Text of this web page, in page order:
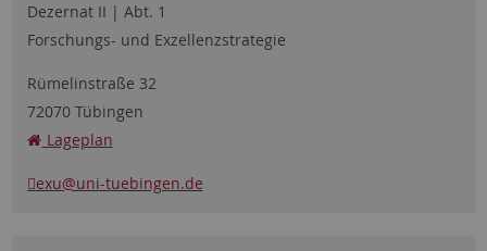
Dezernat II | Abt. 1
Forschungs- und Exzellenzstrategie
Rümelinstraße 32
72070 Tübingen
Lageplan
exu@uni-tuebingen.de